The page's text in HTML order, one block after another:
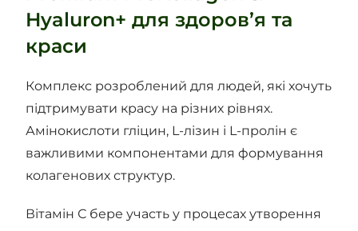
Hyaluron+ для здоров’я та
краси
Комплекс розроблений для людей, які хочуть
підтримувати красу на різних рівнях.
Амінокислоти гліцин, L-лізин і L-пролін є
важливими компонентами для формування
колагенових структур.
Вітамін С бере участь у процесах утворення